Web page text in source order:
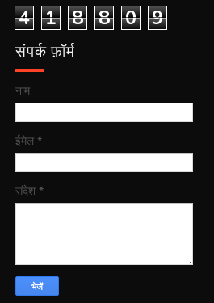
4 1 8 8 0 9
संपर्क फ़ॉर्म
नाम
ईमेल *
संदेश *